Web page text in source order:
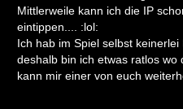
Mittlerweile kann ich die IP
eintippen.... :lol:
Ich hab im Spiel selbst keinerlei
deshalb bin ich etwas ratlos wo
kann mir einer von euch